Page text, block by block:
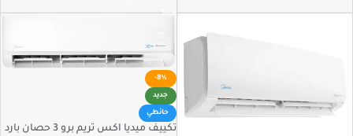
-8%
جديد
حائطي
تكييف ميديا اكس تريم برو 3 حصان بارد